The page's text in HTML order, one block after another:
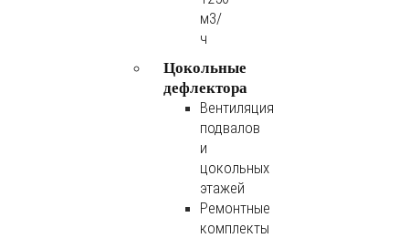
м3/
ч
Цокольные
дефлектора
Вентиляция
подвалов
и
цокольных
этажей
Ремонтные
комплекты